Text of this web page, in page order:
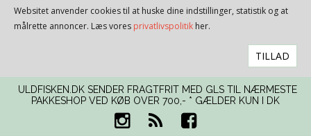
Websitet anvender cookies til at huske dine indstillinger, statistik og at
målrette annoncer. Læs vores privatlivspolitik her.
TILLAD
ULDFISKEN.DK SENDER FRAGTFRIT MED GLS TIL NÆRMESTE
PAKKESHOP VED KØB OVER 700,- * GÆLDER KUN I DK